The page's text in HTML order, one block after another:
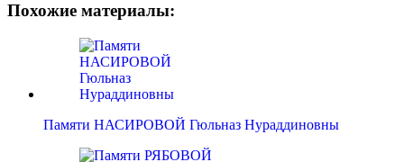
Похожие материалы:
Памяти НАСИРОВОЙ Гюльназ Нураддиновны